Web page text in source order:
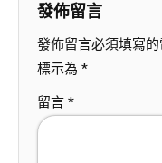
發佈留言
發佈留言必須填寫
標示為 *
留言 *